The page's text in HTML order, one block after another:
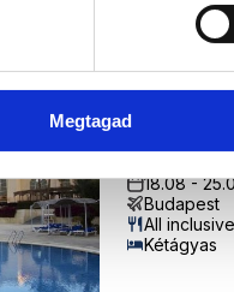
Megtagad
18.08 -
Budapest
All inclusive
Kétágyas